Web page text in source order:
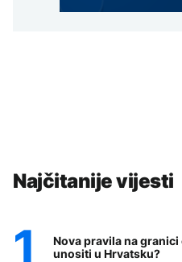
Najčitanije vijesti
Nova pravila na granici
unositi u Hrvatsku?